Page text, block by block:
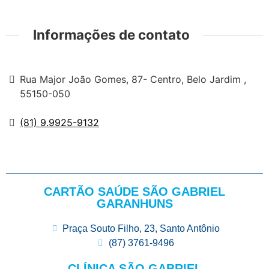
Informações de contato
Rua Major João Gomes, 87- Centro, Belo Jardim ,
55150-050
(81) 9.9925-9132
CARTÃO SAÚDE SÃO GABRIEL
GARANHUNS
Praça Souto Filho, 23, Santo Antônio
(87) 3761-9496